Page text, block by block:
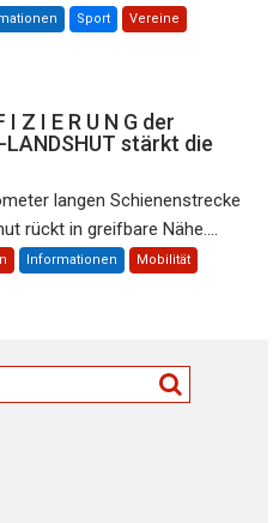
Sport Vereine
I Z I E R U N G der
stärkt die
langen Schienenstrecke
rückt in greifbare Nähe....
Informationen Mobilität